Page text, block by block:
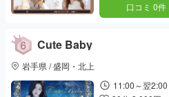
口コミ 0件
Cute Baby
岩手県 / 盛岡・北上
11:00～翌2:00